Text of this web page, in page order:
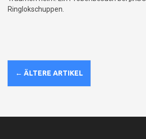
Ringlokschuppen.
B
e
← ÄLTERE ARTIKEL